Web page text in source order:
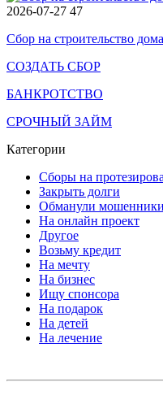
2026-07-27 47
Сбор на строительство дома
СОЗДАТЬ СБОР
БАНКРОТСТВО
СРОЧНЫЙ ЗАЙМ
Категории
Сборы на
Закрыть долги
Обманули мошенники
На онлайн проект
Другое
Возьму кредит
На мечту
На бизнес
Ищу спонсора
На подарок
На детей
На лечение